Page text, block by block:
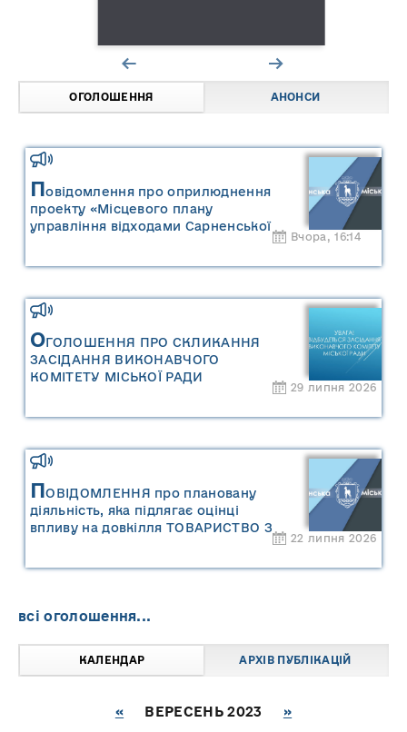
ОГОЛОШЕННЯ АНОНСИ
Повідомлення про оприлюднення
проекту «Місцевого плану
управління відходами Сарненської
міської територіальної громади» та
управління відходами Сарненської
міської територіальної громади»
Вчора, 16:14
ОГОЛОШЕННЯ ПРО СКЛИКАННЯ
ЗАСІДАННЯ ВИКОНАВЧОГО
КОМІТЕТУ МІСЬКОЇ РАДИ
29 липня 2026
ПОВІДОМЛЕННЯ про плановану
діяльність, яка підлягає оцінці
впливу на довкілля ТОВАРИСТВО З
22 липня 2026
всі оголошення...
КАЛЕНДАР АРХІВ ПУБЛІКАЦІЙ
« ВЕРЕСЕНЬ 2023 »